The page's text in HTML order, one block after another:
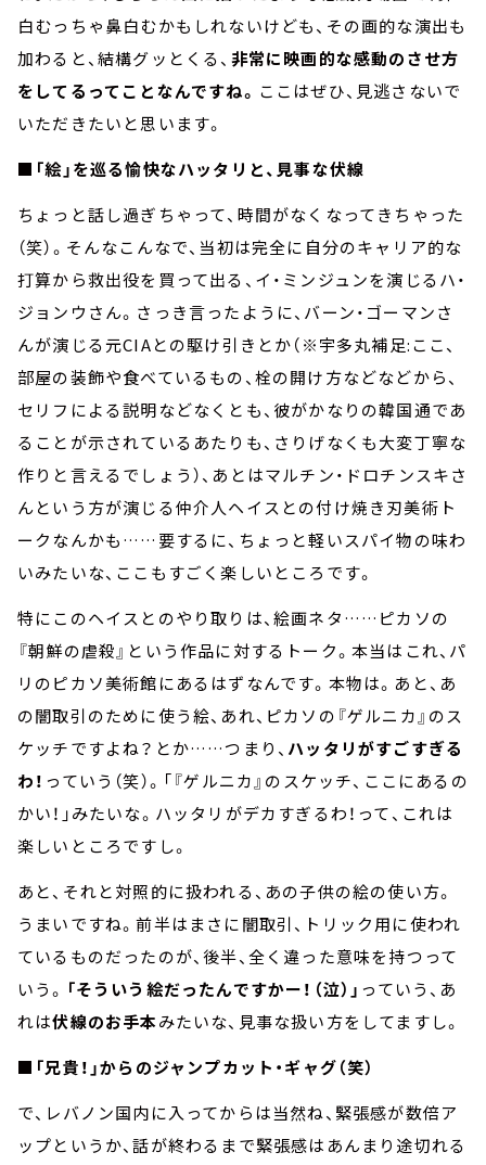
白むっちゃ鼻白むかもしれないけども、その画的な演出も
加わると、結構グッとくる、 非常に映画的な感動のさせ方
をしてるってことなんですね。 ここはぜひ、見逃さないで
いただきたいと思います。
■「絵」を巡る愉快なハッタリと、見事な伏線
ちょっと話し過ぎちゃって、時間がなくなってきちゃった
（笑）。そんなこんなで、当初は完全に自分のキャリア的な
打算から救出役を買って出る、イ・ミンジュンを演じるハ・
ジョンウさん。さっき言ったように、バーン・ゴーマンさ
んが演じる元CIAとの駆け引きとか（※宇多丸補足:ここ、
部屋の装飾や食べているもの、栓の開け方などなどから、
セリフによる説明などなくとも、彼がかなりの韓国通であ
ることが示されているあたりも、さりげなくも大変丁寧な
作りと言えるでしょう）、あとはマルチン・ドロチンスキさ
んという方が演じる仲介人ヘイスとの付け焼き刃美術ト
ークなんかも……要するに、ちょっと軽いスパイ物の味わ
いみたいな、ここもすごく楽しいところです。
特にこのヘイスとのやり取りは、絵画ネタ……ピカソの
『朝鮮の虐殺』という作品に対するトーク。本当はこれ、パ
リのピカソ美術館にあるはずなんです。本物は。あと、あ
の闇取引のために使う絵、あれ、ピカソの『ゲルニカ』のス
ケッチですよね？とか……つまり、 ハッタリがすごすぎる
わ！ っていう（笑）。「『ゲルニカ』のスケッチ、ここにあるの
かい！」みたいな。ハッタリがデカすぎるわ！って、これは
楽しいところですし。
あと、それと対照的に扱われる、あの子供の絵の使い方。
うまいですね。前半はまさに闇取引、トリック用に使われ
ているものだったのが、後半、全く違った意味を持つって
いう。 「そういう絵だったんですかー！（泣）」 っていう、あ
れは伏線のお手本みたいな、見事な扱い方をしてますし。
■「兄貴！」からのジャンプカット・ギャグ（笑）
で、レバノン国内に入ってからは当然ね、緊張感が数倍ア
ップというか、話が終わるまで緊張感はあんまり途切れる